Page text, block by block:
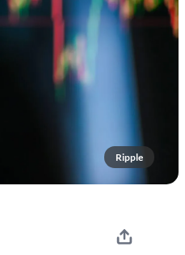
Ripple